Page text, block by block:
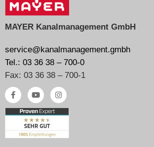
MAYER Kanalmanagement GmbH
service@kanalmanagement.gmbh
Tel.: 03 36 38 – 700-0
Fax: 03 36 38 – 700-1